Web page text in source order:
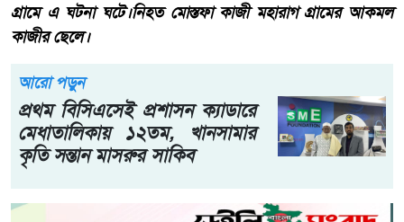
গ্রামে এ ঘটনা ঘটে।নিহত মোস্তফা কাজী মহারাগ গ্রামের আকমল
কাজীর ছেলে।
আরো পড়ুন
প্রথম বিসিএসেই প্রশাসন ক্যাডারে
মেধাতালিকায় ১২তম, খানসামার
কৃতি সন্তান মাসরুর সাকিব